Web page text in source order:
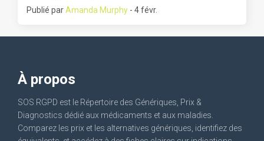
Publié parAmanda Murphy - 4 févr.
À propos
SOS RGPD est le Répertoire des Génériques, Prix &
Diagnostics dédié aux médicaments et aux maladies.
Comparez les prix et les alternatives génériques, identifiez des